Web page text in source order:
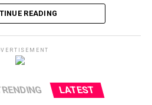
سے دہلی کی طرف جانے والا
بھر گیا۔ ایک گاڑی رک گئی
پھنس گئی۔ اسی طرح سرائے
مکمل طور پر زیر آب آ گیا جس
آمدورفت مکمل طور پر متاثر
ڈالنے پر مجبور ہوگئے، جب
READING
LATEST